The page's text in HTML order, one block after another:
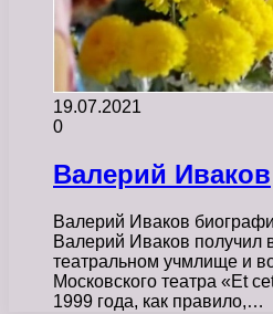
19.07.2021
0
Валерий Иваков
Валерий Иваков
Валерий Иваков получил
театральном учмлище и
Московского театра «Et
1999 года, как правило,…